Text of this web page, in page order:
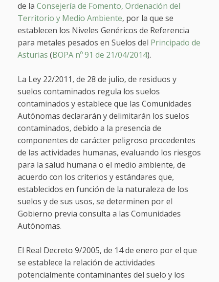
de la Consejería de Fomento, Ordenación del
Territorio y Medio Ambiente, por la que se
establecen los Niveles Genéricos de Referencia
para metales pesados en Suelos del Principado de
Asturias (BOPA nº 91 de 21/04/2014).
La Ley 22/2011, de 28 de julio, de residuos y
suelos contaminados regula los suelos
contaminados y establece que las Comunidades
Autónomas declararán y delimitarán los suelos
contaminados, debido a la presencia de
componentes de carácter peligroso procedentes
de las actividades humanas, evaluando los riesgos
para la salud humana o el medio ambiente, de
acuerdo con los criterios y estándares que,
establecidos en función de la naturaleza de los
suelos y de sus usos, se determinen por el
Gobierno previa consulta a las Comunidades
Autónomas.
El Real Decreto 9/2005, de 14 de enero por el que
se establece la relación de actividades
potencialmente contaminantes del suelo y los